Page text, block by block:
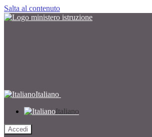
Salta al contenuto
Italiano
Italiano
Accedi